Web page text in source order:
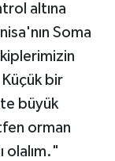
altına
Soma
bir
büyük
orman
olalım."